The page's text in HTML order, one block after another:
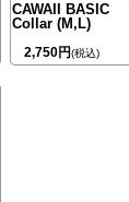
CAWAII BASIC
Collar (M,L)
2,750円(税込)